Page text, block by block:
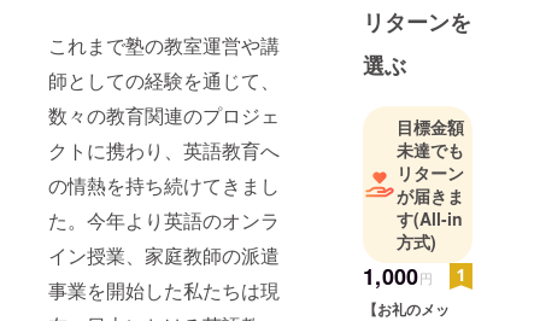
これまで塾の教室運営や講
師としての経験を通じて、
数々の教育関連のプロジェ
クトに携わり、英語教育へ
の情熱を持ち続けてきまし
た。今年より英語のオンラ
イン授業、家庭教師の派遣
事業を開始した私たちは現
合ったサ
オーダーメ
ます！
リターンを
選ぶ
目標金額
未達でも
リターン
が届きま
す(All-in
方式)
1,000円
【お礼のメッ